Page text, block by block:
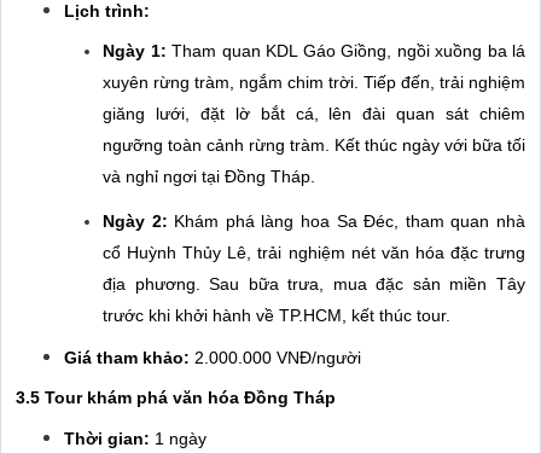
Lịch trình:
Ngày 1: Tham quan KDL Gáo Giồng, ngồi xuồng ba lá
xuyên rừng tràm, ngắm chim trời. Tiếp đến, trải nghiệm
giăng lưới, đặt lờ bắt cá, lên đài quan sát chiêm
ngưỡng toàn cảnh rừng tràm. Kết thúc ngày với bữa tối
và nghỉ ngơi tại Đồng Tháp.
Ngày 2: Khám phá làng hoa Sa Đéc, tham quan nhà
cổ Huỳnh Thủy Lê, trải nghiệm nét văn hóa đặc trưng
địa phương. Sau bữa trưa, mua đặc sản miền Tây
trước khi khởi hành về TP.HCM, kết thúc tour.
Giá tham khảo: 2.000.000 VNĐ/người
3.5 Tour khám phá văn hóa Đồng Tháp
Thời gian: 1 ngày